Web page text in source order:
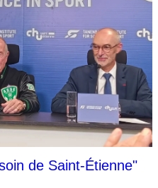
de Saint-Étienne"